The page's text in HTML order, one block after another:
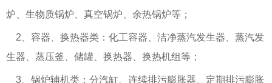
炉、生物质锅炉、真空锅炉、余热锅炉等；
2、容器、换热器类：化工容器、洁净蒸汽发生器、蒸汽发
生器、蒸压釜、储罐、换热器、换热机组等；
3、锅炉辅机类：分汽缸、连续排污膨胀器、定期排污膨胀